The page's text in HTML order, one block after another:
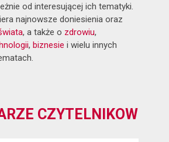
od interesującej ich tematyki.
najnowsze doniesienia oraz
, a także o zdrowiu,
, biznesie i wielu innych
CZYTELNIKÓW